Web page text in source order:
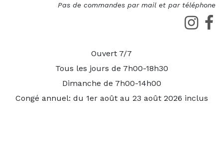
Pas de commandes par mail et par téléphone
Ouvert 7/7
Tous les jours de 7h00-18h30
Dimanche de 7h00-14h00
Congé annuel: du 1er août au 23 août 2026 inclus